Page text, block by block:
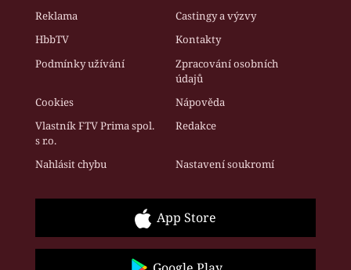
Reklama
Castingy a výzvy
HbbTV
Kontakty
Podmínky užívání
Zpracování osobních
údajů
Cookies
Nápověda
Vlastník FTV Prima spol.
s r.o.
Redakce
Nahlásit chybu Nastavení soukromí
App Store